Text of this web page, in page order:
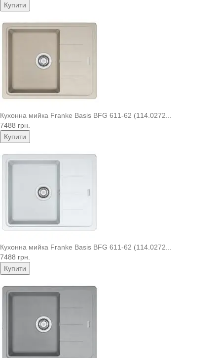
Купити
Кухонна мийка Franke Basis BFG 611-62 (114.0272...
7488 грн.
Купити
Кухонна мийка Franke Basis BFG 611-62 (114.0272...
7488 грн.
Купити